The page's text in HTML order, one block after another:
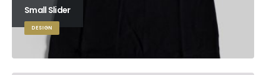
Small Slider
DESIGN